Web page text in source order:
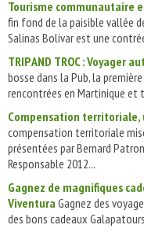
Tourisme communautaire
fin fond de la paisible vallée
Salinas Bolivar est une
TRIP AND TROC : Voyager
bosse dans la Pub, la
rencontrées en Martinique
Compensation territoriale,
compensation territoriale
présentées par Bernard
Responsable 2012...
Gagnez de magnifiques
Viventura Gagnez des
des bons cadeaux